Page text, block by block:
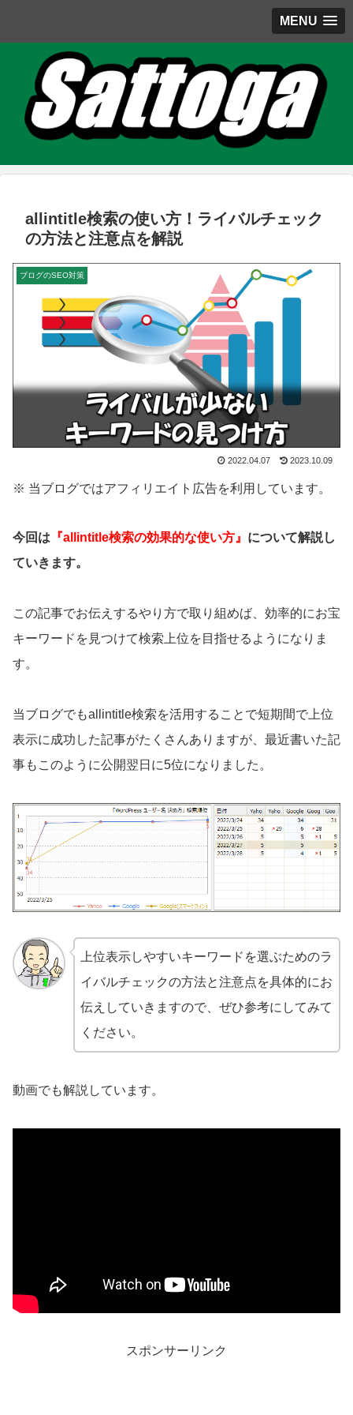
MENU
allintitle検索の使い方！ライバルチェック
の方法と注意点を解説
ブログのSEO対策
2022.04.07 2023.10.09
※ 当ブログではアフィリエイト広告を利用しています。
今回は 『allintitle検索の効果的な使い方』 について解説し
ていきます。
この記事でお伝えするやり方で取り組めば、効率的にお宝
キーワードを見つけて検索上位を目指せるようになりま
す。
当ブログでもallintitle検索を活用することで短期間で上位
表示に成功した記事がたくさんありますが、最近書いた記
事もこのように公開翌日に5位になりました。
上位表示しやすいキーワードを選ぶためのラ
イバルチェックの方法と注意点を具体的にお
伝えしていきますので、ぜひ参考にしてみて
ください。
動画でも解説しています。
スポンサーリンク